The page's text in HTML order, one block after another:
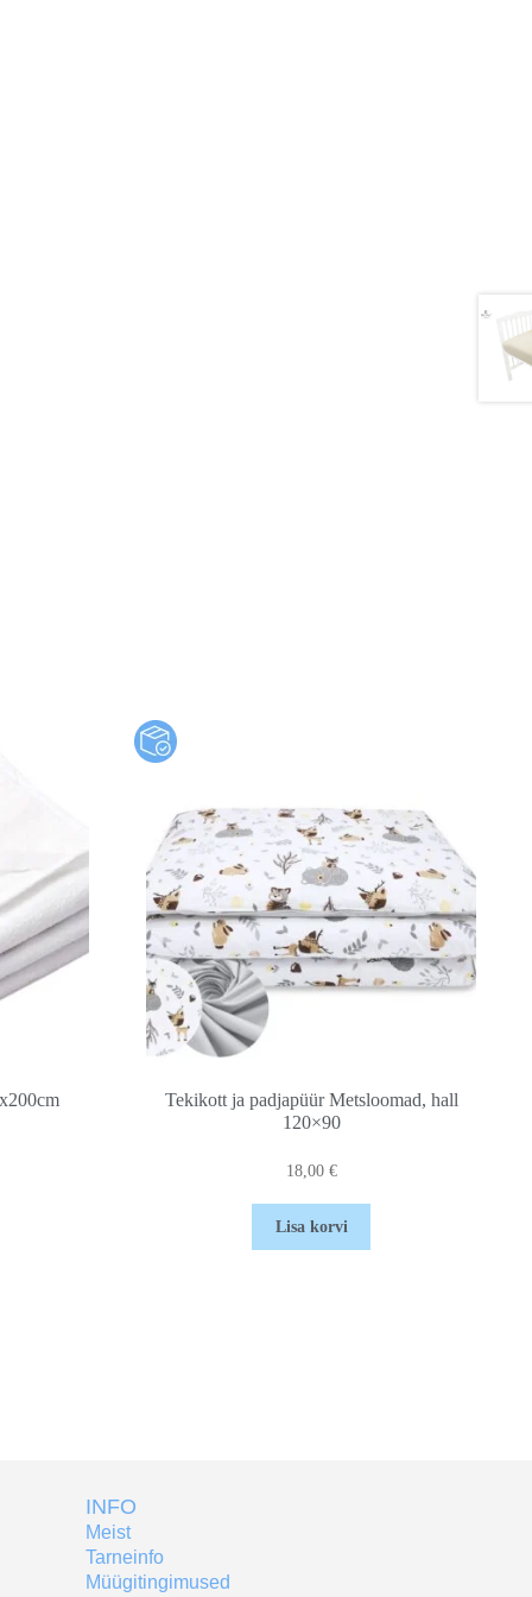
Tekikott ja padjapüür Metsloomad, hall
120×90
18,00 €
Lisa korvi
INFO
Meist
Tarneinfo
Müügitingimused